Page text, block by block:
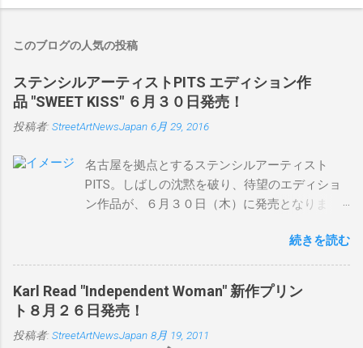
このブログの人気の投稿
ステンシルアーティストPITS エディション作
品 "SWEET KISS" ６月３０日発売！
投稿者: StreetArtNewsJapan 6月 29, 2016
名古屋を拠点とするステンシルアーティスト
PITS。しばしの沈黙を破り、待望のエディショ
ン作品が、６月３０日（木）に発売となりま
落とし込むスタイルは今作でも健在。( PITSの過
去記事はこちらから ) 発売日：6月30日(木)19時
タイトル：SWEET KISS カラー：BLUE/MINT
GREEN/PINK/YELLOW エディション：各色５ サ
イズ：800mm × 550mm 価格：
¥16,000(¥17,280) 購入は、 こちら から
続きを読む
Karl Read "Independent Woman" 新作プリン
ト８月２６日発売！
投稿者: StreetArtNewsJapan 8月 19, 2011